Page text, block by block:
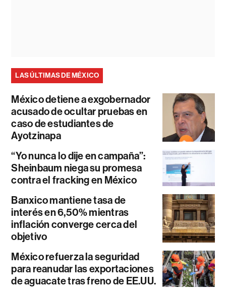
LAS ÚLTIMAS DE MÉXICO
México detiene a exgobernador
acusado de ocultar pruebas en
caso de estudiantes de
Ayotzinapa
“Yo nunca lo dije en campaña”:
Sheinbaum niega su promesa
contra el fracking en México
Banxico mantiene tasa de
interés en 6,50% mientras
inflación converge cerca del
objetivo
México refuerza la seguridad
para reanudar las exportaciones
de aguacate tras freno de EE.UU.